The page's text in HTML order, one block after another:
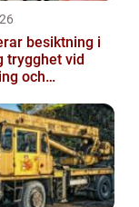
besiktning i
och